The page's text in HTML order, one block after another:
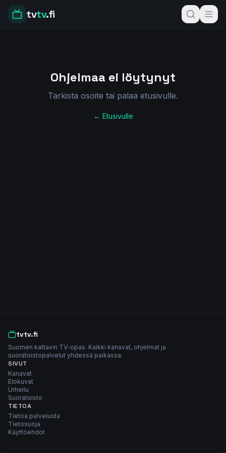
tvtv.fi
Ohjelmaa ei löytynyt
Tarkista osoite tai palaa etusivulle.
← Etusivulle
tvtv.fi
Suomen kattavin TV-opas. Kaikki kanavat, ohjelmat ja
suoratoistopalvelut yhdessä paikassa.
SIVUT
Kanavat
Elokuvat
Urheilu
Suoratoisto
TIETOA
Tietoa palvelusta
Tietosuoja
Käyttöehdot